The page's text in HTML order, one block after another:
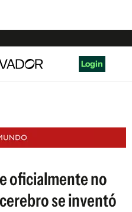
Login
oficialmente no
se inventó